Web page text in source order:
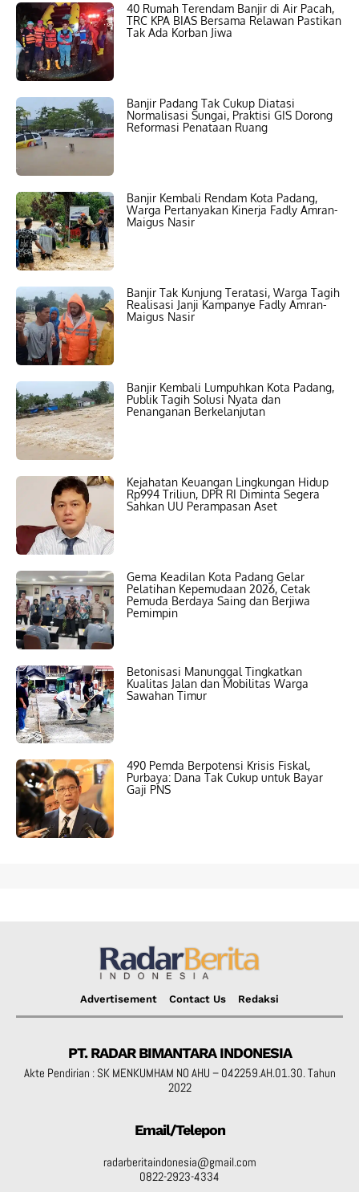
40 Rumah Terendam Banjir di Air Pacah,
TRC KPA BIAS Bersama Relawan Pastikan
Tak Ada Korban Jiwa
Banjir Padang Tak Cukup Diatasi
Normalisasi Sungai, Praktisi GIS Dorong
Reformasi Penataan Ruang
Banjir Kembali Rendam Kota Padang,
Warga Pertanyakan Kinerja Fadly Amran-
Maigus Nasir
Banjir Tak Kunjung Teratasi, Warga Tagih
Realisasi Janji Kampanye Fadly Amran-
Maigus Nasir
Banjir Kembali Lumpuhkan Kota Padang,
Publik Tagih Solusi Nyata dan
Penanganan Berkelanjutan
Kejahatan Keuangan Lingkungan Hidup
Rp994 Triliun, DPR RI Diminta Segera
Sahkan UU Perampasan Aset
Gema Keadilan Kota Padang Gelar
Pelatihan Kepemudaan 2026, Cetak
Pemuda Berdaya Saing dan Berjiwa
Pemimpin
Betonisasi Manunggal Tingkatkan
Kualitas Jalan dan Mobilitas Warga
Sawahan Timur
490 Pemda Berpotensi Krisis Fiskal,
Purbaya: Dana Tak Cukup untuk Bayar
Gaji PNS
Advertisement Contact Us Redaksi
PT. RADAR BIMANTARA INDONESIA
Akte Pendirian : SK MENKUMHAM NO AHU – 042259.AH.01.30. Tahun
2022
Email/Telepon
radarberitaindonesia@gmail.com
0822-2923-4334